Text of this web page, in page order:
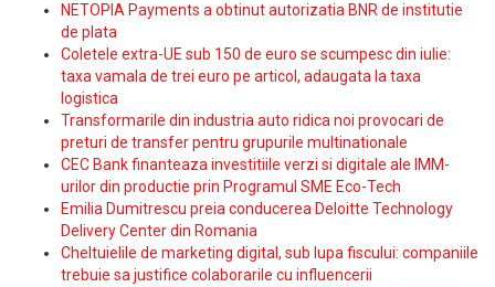
NETOPIA Payments a obtinut autorizatia BNR de institutie
de plata
Coletele extra-UE sub 150 de euro se scumpesc din iulie:
taxa vamala de trei euro pe articol, adaugata la taxa
logistica
Transformarile din industria auto ridica noi provocari de
preturi de transfer pentru grupurile multinationale
CEC Bank finanteaza investitiile verzi si digitale ale IMM-
urilor din productie prin Programul SME Eco-Tech
Emilia Dumitrescu preia conducerea Deloitte Technology
Delivery Center din Romania
Cheltuielile de marketing digital, sub lupa fiscului: companiile
trebuie sa justifice colaborarile cu influencerii